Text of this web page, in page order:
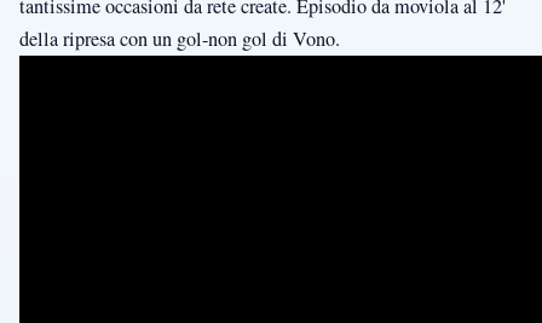
tantissime occasioni da rete create. Episodio da moviola al 12'
della ripresa con un gol-non gol di Vono.